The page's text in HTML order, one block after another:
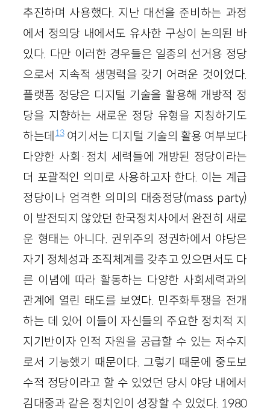
추진하며 사용했다. 지난 대선을 준비하는 과정
에서 정의당 내에서도 유사한 구상이 논의된 바
있다. 다만 이러한 경우들은 일종의 선거용 정당
으로서 지속적 생명력을 갖기 어려운 것이었다.
플랫폼 정당은 디지털 기술을 활용해 개방적 정
당을 지향하는 새로운 정당 유형을 지칭하기도
하는데13여기서는 디지털 기술의 활용 여부보다
다양한 사회·정치 세력들에 개방된 정당이라는
더 포괄적인 의미로 사용하고자 한다. 이는 계급
정당이나 엄격한 의미의 대중정당(mass party)
이 발전되지 않았던 한국정치사에서 완전히 새로
운 형태는 아니다. 권위주의 정권하에서 야당은
자기 정체성과 조직체계를 갖추고 있으면서도 다
른 이념에 따라 활동하는 다양한 사회세력과의
관계에 열린 태도를 보였다. 민주화투쟁을 전개
하는 데 있어 이들이 자신들의 주요한 정치적 지
지기반이자 인적 자원을 공급할 수 있는 저수지
로서 기능했기 때문이다. 그렇기 때문에 중도보
수적 정당이라고 할 수 있었던 당시 야당 내에서
김대중과 같은 정치인이 성장할 수 있었다. 1980